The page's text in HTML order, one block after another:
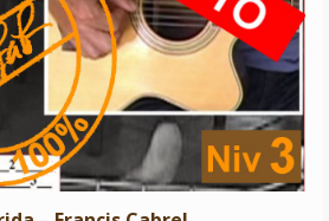
– Francis Cabrel
Niveau 3